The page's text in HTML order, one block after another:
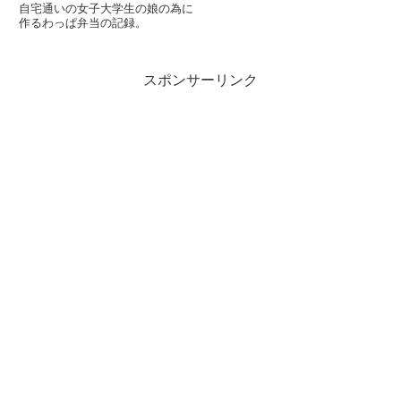
自宅通いの女子大学生の娘の為に
作るわっぱ弁当の記録。
スポンサーリンク